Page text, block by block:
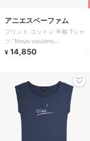
アニエスベーファム
プリント コットン 半袖 Tシャ
ツ ”Nous voulons
l'imagination au
¥ 14,850